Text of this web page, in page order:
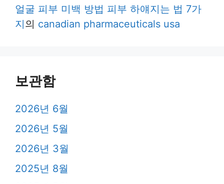
얼굴 피부 미백 방법 피부 하얘지는 법 7가
지의 canadian pharmaceuticals usa
보관함
2026년 6월
2026년 5월
2026년 3월
2025년 8월